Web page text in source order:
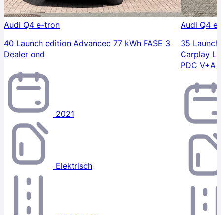
Audi Q4 e-tron
40 Launch edition Advanced 77 kWh FASE 3
Dealer ond
2021
Elektrisch
Audi Q4
35
Carplay
PDC V+A